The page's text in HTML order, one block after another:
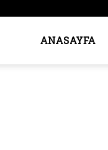
Amerika’daANASAYFA